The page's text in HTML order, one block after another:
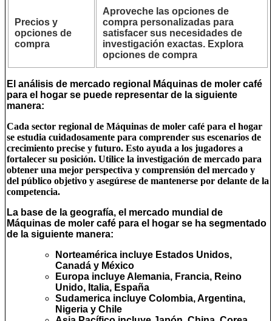
Precios y
opciones de
compra
Aproveche las opciones de
compra personalizadas para
satisfacer sus necesidades de
investigación exactas. Explora
opciones de compra
El análisis de mercado regional Máquinas de moler café
para el hogar se puede representar de la siguiente
manera:
Cada sector regional de Máquinas de moler café para el hogar
se estudia cuidadosamente para comprender sus escenarios de
crecimiento precise y futuro. Esto ayuda a los jugadores a
fortalecer su posición. Utilice la investigación de mercado para
obtener una mejor perspectiva y comprensión del mercado y
del público objetivo y asegúrese de mantenerse por delante de la
competencia.
La base de la geografía, el mercado mundial de
Máquinas de moler café para el hogar se ha segmentado
de la siguiente manera:
Norteamérica incluye Estados Unidos,
Canadá y México
Europa incluye Alemania, Francia, Reino
Unido, Italia, España
Sudamerica incluye Colombia, Argentina,
Nigeria y Chile